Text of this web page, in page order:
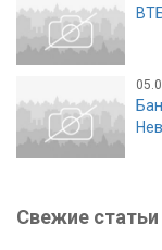
Свежие статьи